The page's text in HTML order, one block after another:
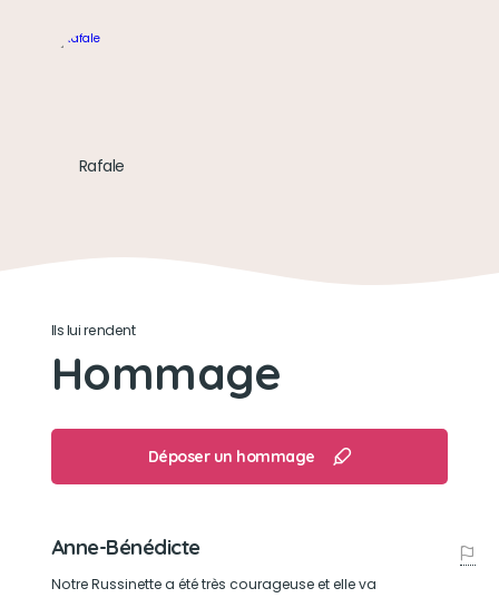
Elle aimait jouer avec sa copine Rafale.
Grignoter du noisetier et du pissenlit.
Rafale
Ils lui rendent
Hommage
Déposer un hommage
Anne-Bénédicte
Notre Russinette a été très courageuse et elle va